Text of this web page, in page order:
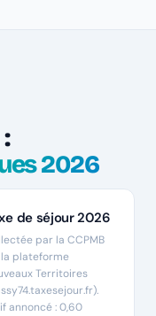
2026
de séjour 2026
par la CCPMB
plateforme
Territoires
annoncé : 0,60